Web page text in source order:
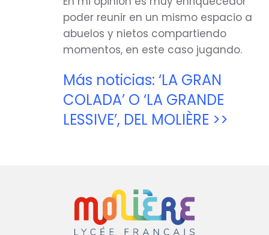
poder reunir en un mismo espacio a
abuelos y nietos compartiendo
momentos, en este caso jugando.
Más noticias: ‘LA GRAN
COLADA’ O ‘LA GRANDE
LESSIVE’, DEL MOLIÈRE >>